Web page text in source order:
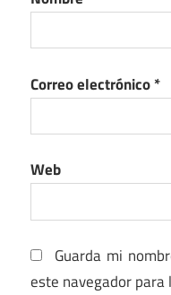
Correo electrónico*
Web
Guarda mi
este navegador para